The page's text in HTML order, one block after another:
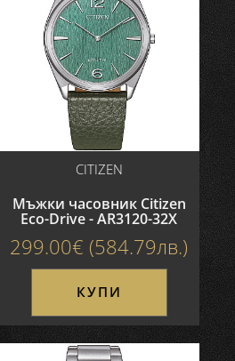
CITIZEN
Мъжки часовник Citizen
Eco-Drive - AR3120-32X
299.00€ (584.79лв.)
КУПИ